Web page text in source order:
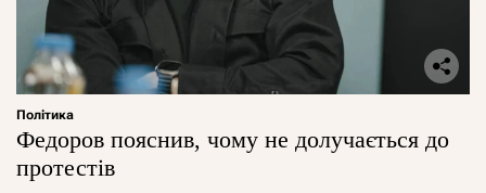
Політика
Федоров пояснив, чому не долучається до
протестів